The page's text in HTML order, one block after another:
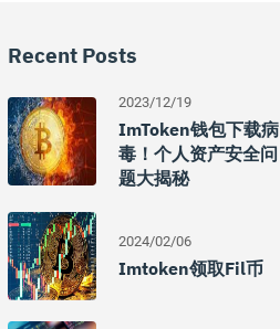
Recent Posts
2023/12/19
ImToken钱包下载病
毒！个人资产安全问
题大揭秘
2024/02/06
Imtoken领取fil币